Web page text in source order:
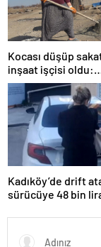
Kocası düşüp
inşaat işçisi oldu:
Dekorasyon, ısı
boya…
Kadıköy’de drift
sürücüye 48 bin